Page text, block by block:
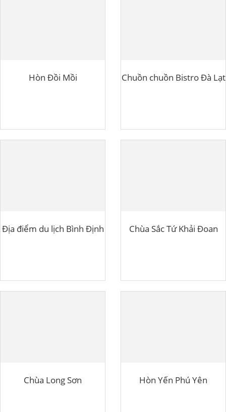
Hòn Đồi Mồi Chuồn chuồn Bistro Đà Lạt
Địa điểm du lịch Bình Định Chùa Sắc Tứ Khải Đoan
Chùa Long Sơn Hòn Yến Phú Yên